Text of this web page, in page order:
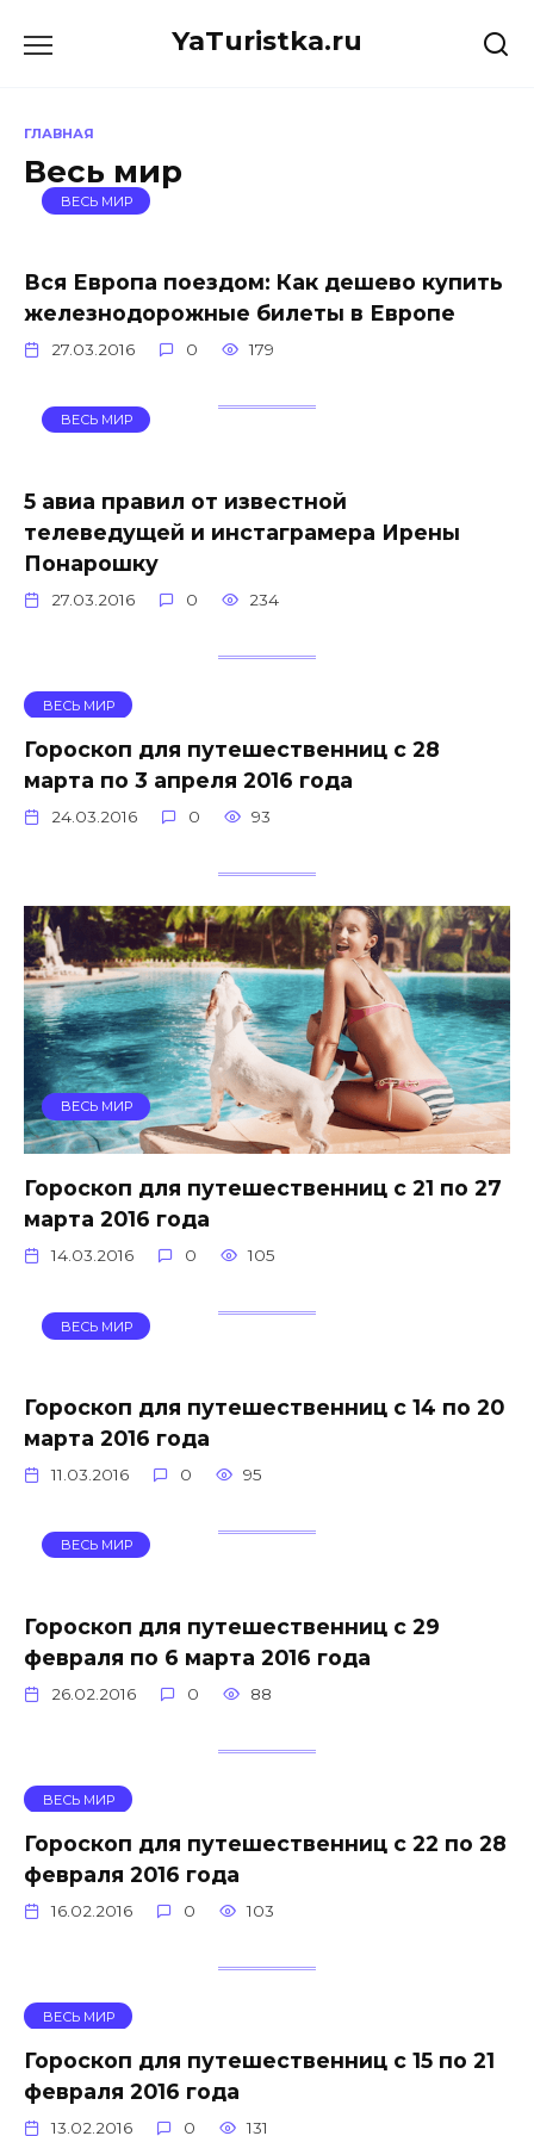
YaTuristka.ru
ГЛАВНАЯ
Весь мир
ВЕСЬ МИР
Вся Европа поездом: Как дешево купить
железнодорожные билеты в Европе
27.03.2016 0 179
ВЕСЬ МИР
5 авиа правил от известной
телеведущей и инстаграмера Ирены
Понарошку
27.03.2016 0 234
ВЕСЬ МИР
Гороскоп для путешественниц с 28
марта по 3 апреля 2016 года
24.03.2016 0 93
ВЕСЬ МИР
Гороскоп для путешественниц с 21 по 27
марта 2016 года
14.03.2016 0 105
ВЕСЬ МИР
Гороскоп для путешественниц с 14 по 20
марта 2016 года
11.03.2016 0 95
ВЕСЬ МИР
Гороскоп для путешественниц с 29
февраля по 6 марта 2016 года
26.02.2016 0 88
ВЕСЬ МИР
Гороскоп для путешественниц с 22 по 28
февраля 2016 года
16.02.2016 0 103
ВЕСЬ МИР
Гороскоп для путешественниц с 15 по 21
февраля 2016 года
13.02.2016 0 131